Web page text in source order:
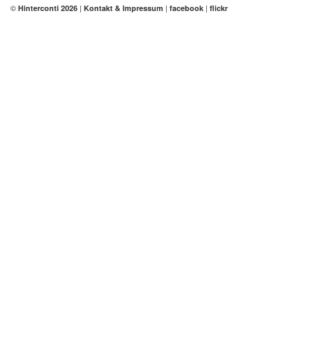
© Hinterconti 2026 | Kontakt & Impressum | facebook | flickr